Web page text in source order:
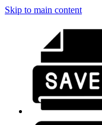
Skip to main content